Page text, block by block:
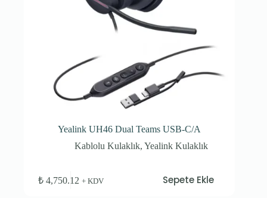
Yealink UH46 Dual Teams USB-C/A
Kablolu Kulaklık,Yealink Kulaklık
₺4,750.12 + KDV Sepete Ekle